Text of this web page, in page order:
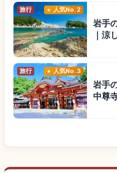
旅行 人気No.2
岩手
｜涼
旅行 人気No.3
岩手
中尊